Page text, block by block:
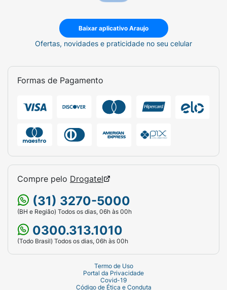
Baixar aplicativo Araujo
Ofertas, novidades e praticidade no seu celular
Formas de Pagamento
Compre pelo Drogatel
(31) 3270-5000
(BH e Região) Todos os dias, 06h às 00h
0300.313.1010
(Todo Brasil) Todos os dias, 06h às 00h
Termo de Uso
Portal da Privacidade
Covid-19
Código de Ética e Conduta